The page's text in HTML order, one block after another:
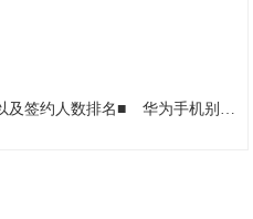
及签约人数排名■ 华为手机别瞎买，这3款机型性价比最高，用三年不过时